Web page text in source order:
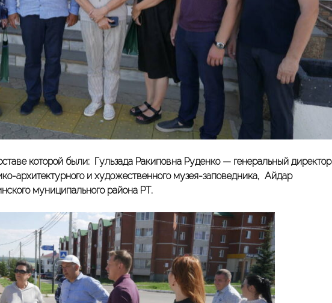
которой были: Гульзада Ракиповна Руденко — генеральный директор
архитектурного и художественного музея-заповедника, Айдар
муниципального района РТ.